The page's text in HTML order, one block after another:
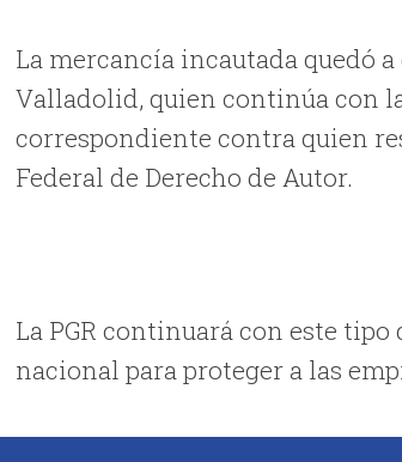
La mercancía incautada quedó
Valladolid, quien continúa con
correspondiente contra quien
Federal de Derecho de Autor.
La PGR continuará con este
nacional para proteger a las